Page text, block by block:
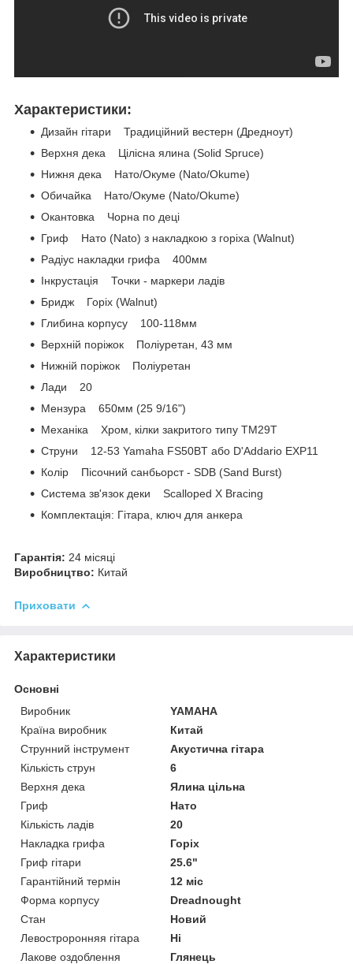
Характеристики:
Дизайн гітари Традиційний вестерн (Дредноут)
Верхня дека Цілісна ялина (Solid Spruce)
Нижня дека Нато/Окуме (Nato/Okume)
Обичайка Нато/Окуме (Nato/Okume)
Окантовка Чорна по деці
Гриф Нато (Nato) з накладкою з горіха (Walnut)
Радіус накладки грифа 400мм
Інкрустація Точки - маркери ладів
Бридж Горіх (Walnut)
Глибина корпусу 100-118мм
Верхній поріжок Поліуретан, 43 мм
Нижній поріжок Поліуретан
Лади 20
Мензура 650мм (25 9/16")
Механіка Хром, кілки закритого типу TM29T
Струни 12-53 Yamaha FS50BT або D'Addario EXP11
Колір Пісочний санбьорст - SDB (Sand Burst)
Система зв'язок деки Scalloped X Bracing
Комплектація: Гітара, ключ для анкера
Гарантія: 24 місяці
Виробництво: Китай
Приховати
Характеристики
Основні
Виробник
YAMAHA
Країна виробник
Китай
Струнний інструмент
Акустична гітара
Кількість струн
6
Верхня дека
Ялина цільна
Гриф
Нато
Кількість ладів
20
Накладка грифа
Горіх
Гриф гітари
25.6"
Гарантійний термін
12 міс
Форма корпусу
Dreadnought
Стан
Новий
Левостроронняя гітара
Ні
Лакове оздоблення
Глянець